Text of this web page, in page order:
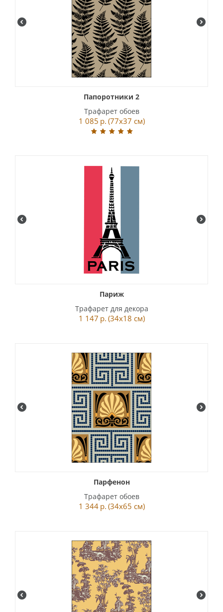
Папоротники 2
Трафарет обоев
1 085 р. (77x37 см)
Париж
Трафарет для декора
1 147 р. (34x18 см)
Парфенон
Трафарет обоев
1 344 р. (34x65 см)